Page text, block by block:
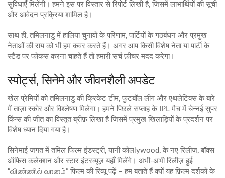
सुविधाएँ मिलेंगी। हमने इस पर विस्तार से रिपोर्ट लिखी है, जिसमें लाभार्थियों की सूची
और आवेदन प्रक्रिया शामिल है।
साथ ही, तमिलनाडु में हालिया चुनावों के परिणाम, पार्टियों के गठबंधन और प्रमुख
नेताओं की राय को भी हम कवर करते हैं। अगर आप किसी विशेष नेता या पार्टी के
स्टैंड पर फोकस करना चाहते हैं तो हमारी सर्च फ़ीचर मदद करेगा।
स्पोर्ट्स, सिनेमे और जीवनशैली अपडेट
खेल प्रेमियों को तमिलनाडु की क्रिकेट टीम, फुटबॉल लीग और एथलेटिक्स के बारे
में ताज़ा स्कोर और विश्लेषण मिलेगा। हमने पिछले सप्ताह के IPL मैच में चेन्नई सुपर
किंग्स की जीत का विस्तृत ब्रीफ़ लिखा है जिसमें प्रमुख खिलाड़ियों के प्रदर्शन पर
विशेष ध्यान दिया गया है।
सिनेमाई जगत में तमिल फिल्म इंडस्ट्री, यानी कोलlywood, के नए रिलीज़, बॉक्स
ऑफिस कलेक्शन और स्टार इंटरव्यूज़ यहाँ मिलेंगे। अभी-अभी रिलीज़ हुई
“விண்ணில் வானம்” फिल्म की रिव्यू पढ़ें – हम बताते हैं क्यों यह फ़िल्म दर्शकों के